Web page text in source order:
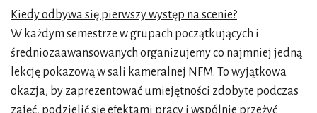
Kiedy odbywa się pierwszy występ na scenie?
W każdym semestrze w grupach początkujących i
średniozaawansowanych organizujemy co najmniej jedną
lekcję pokazową w sali kameralnej NFM. To wyjątkowa
okazja, by zaprezentować umiejętności zdobyte podczas
zajęć, podzielić się efektami pracy i wspólnie przeżyć